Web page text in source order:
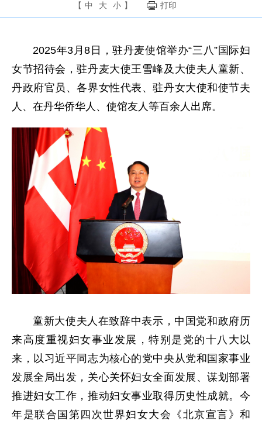
【 中 大 小 】 打印
2025年3月8日，驻丹麦使馆举办“三八”国际妇
女节招待会，驻丹麦大使王雪峰及大使夫人童新、
丹政府官员、各界女性代表、驻丹女大使和使节夫
人、在丹华侨华人、使馆友人等百余人出席。
童新大使夫人 在致辞中表示，中国党和政府历
来高度重视妇女事业发展，特别是党的十八大以
来，以习近平同志为核心的党中央从党和国家事业
发展全局出发，关心关怀妇女全面发展、谋划部署
推进妇女工作，推动妇女事业取得历史性成就。今
年是联合国第四次世界妇女大会《北京宣言》和